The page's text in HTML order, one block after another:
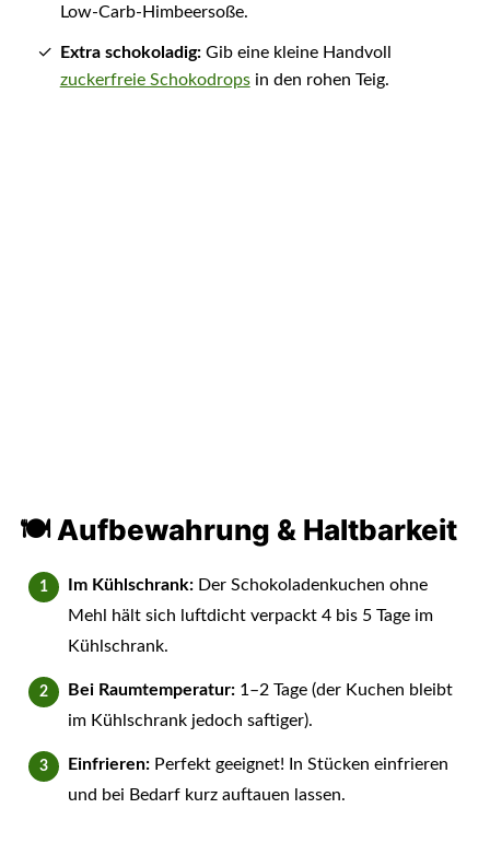
Low-Carb-Himbeersoße.
Extra schokoladig:Gib eine kleine Handvoll
zuckerfreie Schokodropsin den rohen Teig.
🍽 Aufbewahrung & Haltbarkeit
Im Kühlschrank:Der Schokoladenkuchen ohne
Mehl hält sich luftdicht verpackt 4 bis 5 Tage im
Kühlschrank.
Bei Raumtemperatur:1–2 Tage (der Kuchen bleibt
im Kühlschrank jedoch saftiger).
Einfrieren:Perfekt geeignet! In Stücken einfrieren
und bei Bedarf kurz auftauen lassen.